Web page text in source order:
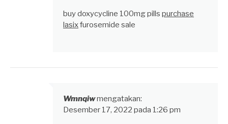
buy doxycycline 100mg pills purchase
lasixfurosemide sale
Wmnqiwmengatakan:
Desember 17, 2022 pada 1:26 pm